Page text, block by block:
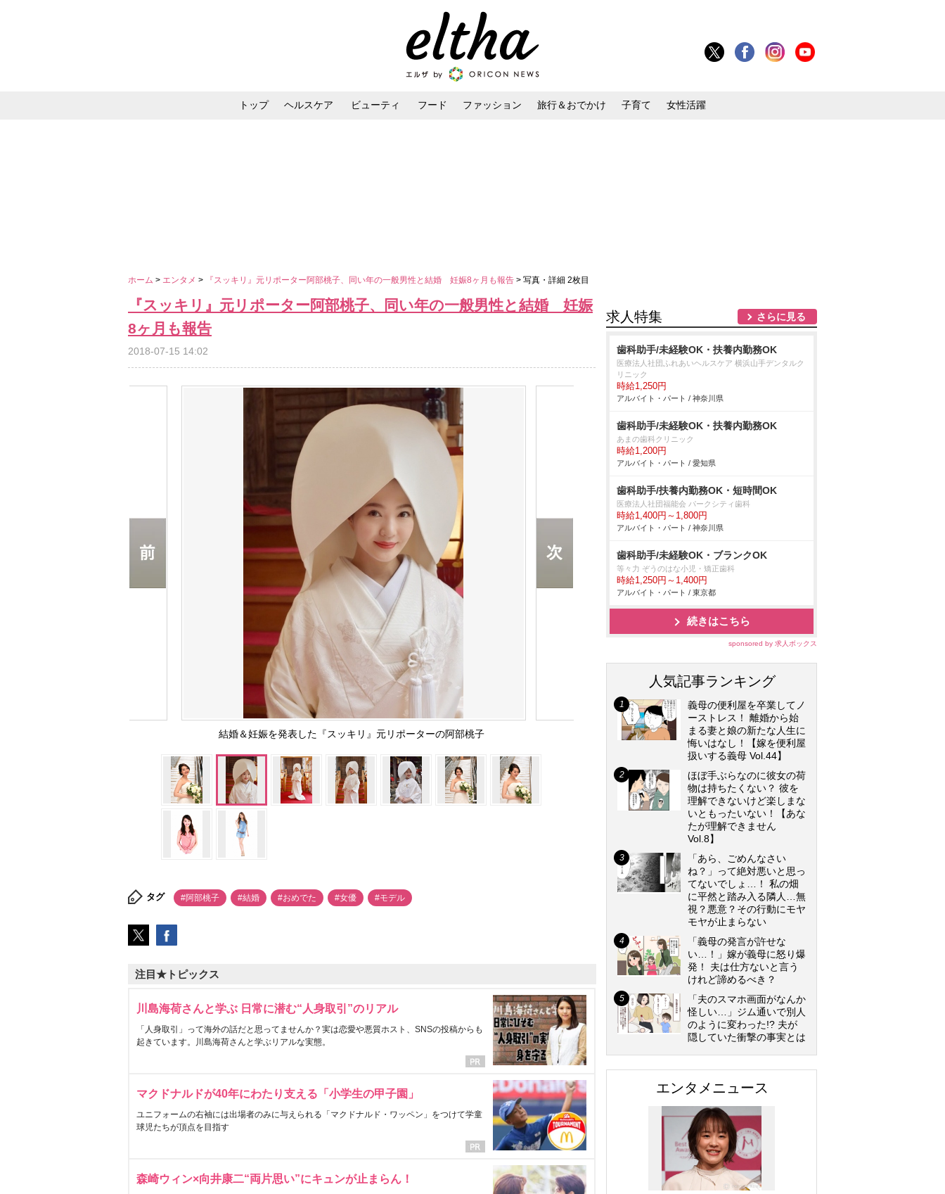
トップ ヘルスケア ビューティ フード ファッション 旅行＆おでかけ 子育て 女性活躍
ホーム > エンタメ > 『スッキリ』元リポーター阿部桃子、同い年の一般男性と結婚 妊娠8ヶ月も報告 > 写真・詳細 2枚目
『スッキリ』元リポーター阿部桃子、同い年の一般男性と結婚 妊娠
8ヶ月も報告
2018-07-15 14:02
結婚＆妊娠を発表した『スッキリ』元リポーターの阿部桃子
タグ #阿部桃子 #結婚 #おめでた #女優 #モデル
注目★トピックス
川島海荷さんと学ぶ 日常に潜む“人身取引”のリアル
「人身取引」って海外の話だと思ってませんか？実は恋愛や悪質ホスト、SNSの投稿からも
起きています。川島海荷さんと学ぶリアルな実態。
マクドナルドが40年にわたり支える「小学生の甲子園」
ユニフォームの右袖には出場者のみに与えられる「マクドナルド・ワッペン」をつけて学童
球児たちが頂点を目指す
森崎ウィン×向井康二“両片思い”にキュンが止まらん！
求人特集 さらに見る
歯科助手/未経験OK・扶養内勤務OK
医療法人社団ふれあいヘルスケア 横浜山手デンタルク
リニック
時給1,250円
アルバイト・パート / 神奈川県
歯科助手/未経験OK・扶養内勤務OK
あまの歯科クリニック
時給1,200円
アルバイト・パート / 愛知県
歯科助手/扶養内勤務OK・短時間OK
医療法人社団福能会 パークシティ歯科
時給1,400円～1,800円
アルバイト・パート / 神奈川県
歯科助手/未経験OK・ブランクOK
等々力 ぞうのはな小児・矯正歯科
時給1,250円～1,400円
アルバイト・パート / 東京都
続きはこちら
sponsored by 求人ボックス
人気記事ランキング
義母の便利屋を卒業してノ
ーストレス！ 離婚から始
まる妻と娘の新たな人生に
悔いはなし！【嫁を便利屋
扱いする義母 Vol.44】
ほぼ手ぶらなのに彼女の荷
物は持ちたくない？ 彼を
理解できないけど楽しまな
いともったいない！【あな
たが理解できません
Vol.8】
「あら、ごめんなさい
ね？」って絶対悪いと思っ
てないでしょ…！ 私の畑
に平然と踏み入る隣人…無
視？悪意？その行動にモヤ
モヤが止まらない
「義母の発言が許せな
い…！」嫁が義母に怒り爆
発！ 夫は仕方ないと言う
けれど諦めるべき？
「夫のスマホ画面がなんか
怪しい…」ジム通いで別人
のように変わった!? 夫が
隠していた衝撃の事実とは
エンタメニュース